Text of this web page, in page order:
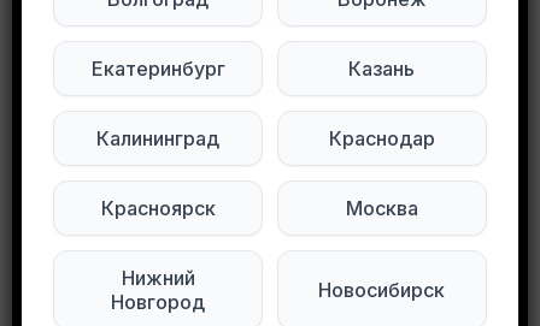
Забрать можно от подъезда метро
Багратионовская 2 минуты пешком. Будем
рады шоколадке
Подписывайтесь на нас в социальных
сетях:
Мы в Telegram
Мы в ВКонтакте
Екатеринбург Казань
Калининград Краснодар
Красноярск Москва
Нижний
Новгород
Новосибирск